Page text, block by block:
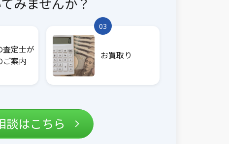
みませんか？
査定士が
ご案内
03
お買取り
談はこちら